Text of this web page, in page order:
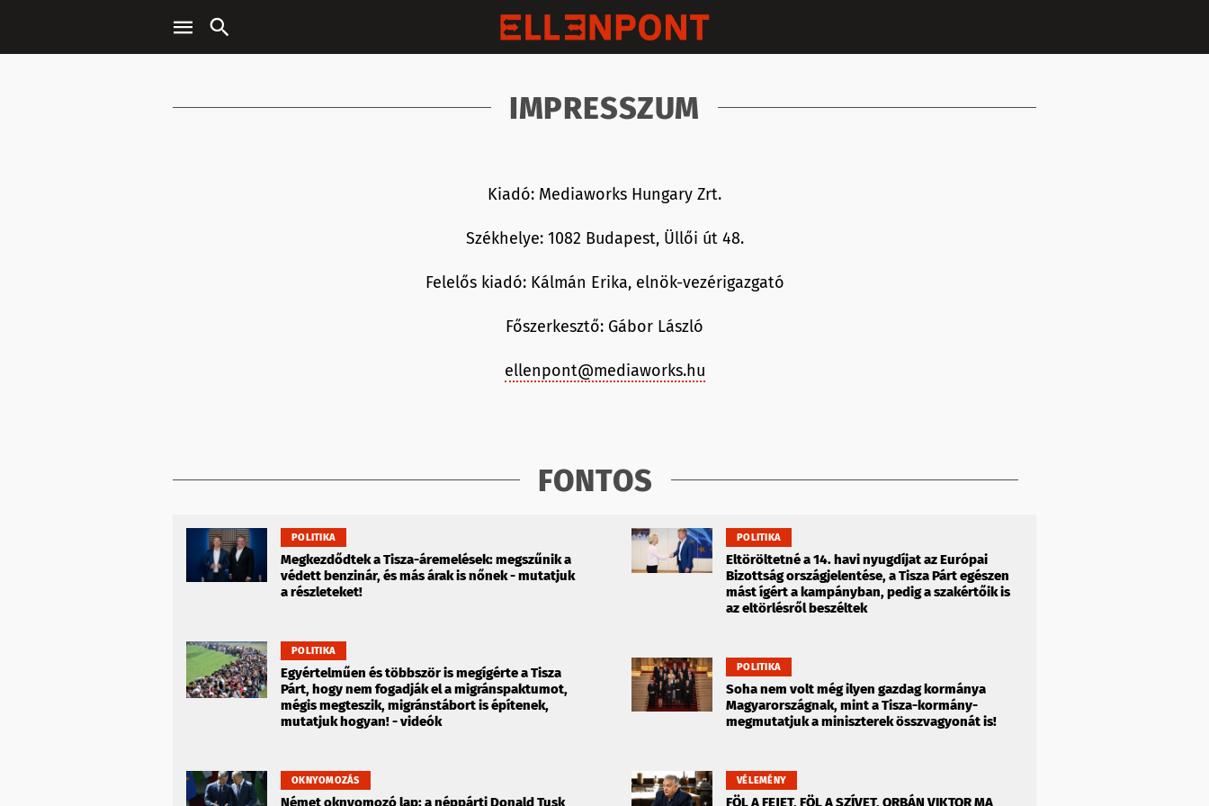
IMPRESSZUM
Kiadó: Mediaworks Hungary Zrt.
Székhelye: 1082 Budapest, Üllői út 48.
Felelős kiadó: Kálmán Erika, elnök-vezérigazgató
Főszerkesztő: Gábor László
ellenpont@mediaworks.hu
FONTOS
POLITIKA
Megkezdődtek a Tisza-áremelések: megszűnik a
védett benzinár, és más árak is nőnek - mutatjuk
a részleteket!
POLITIKA
Egyértelműen és többször is megígérte a Tisza
Párt, hogy nem fogadják el a migránspaktumot,
mégis megteszik, migránstábort is építenek,
mutatjuk hogyan! - videók
OKNYOMOZÁS
Német oknyomozó lap: a néppárti Donald Tusk
POLITIKA
Eltöröltetné a 14. havi nyugdíjat az Európai
Bizottság országjelentése, a Tisza Párt egészen
mást ígért a kampányban, pedig a szakértőik is
az eltörlésről beszéltek
POLITIKA
Soha nem volt még ilyen gazdag kormánya
Magyarországnak, mint a Tisza-kormány-
megmutatjuk a miniszterek összvagyonát is!
VÉLEMÉNY
FÖL A FEJET, FÖL A SZÍVET, ORBÁN VIKTOR MA